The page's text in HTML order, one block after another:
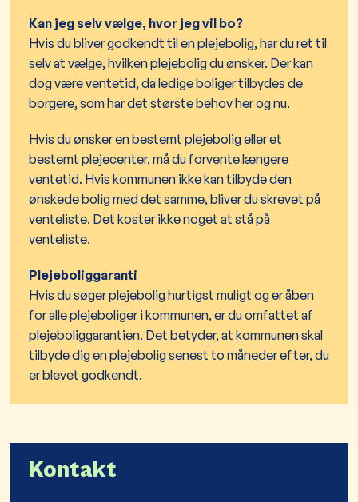
Kan jeg selv vælge, hvor jeg vil bo?
Hvis du bliver godkendt til en plejebolig, har du ret til
selv at vælge, hvilken plejebolig du ønsker. Der kan
dog være ventetid, da ledige boliger tilbydes de
borgere, som har det største behov her og nu.
Hvis du ønsker en bestemt plejebolig eller et
bestemt plejecenter, må du forvente længere
ventetid. Hvis kommunen ikke kan tilbyde den
ønskede bolig med det samme, bliver du skrevet på
venteliste. Det koster ikke noget at stå på
venteliste.
Plejeboliggaranti
Hvis du søger plejebolig hurtigst muligt og er åben
for alle plejeboliger i kommunen, er du omfattet af
plejeboliggarantien. Det betyder, at kommunen skal
tilbyde dig en plejebolig senest to måneder efter, du
er blevet godkendt.
Kontakt